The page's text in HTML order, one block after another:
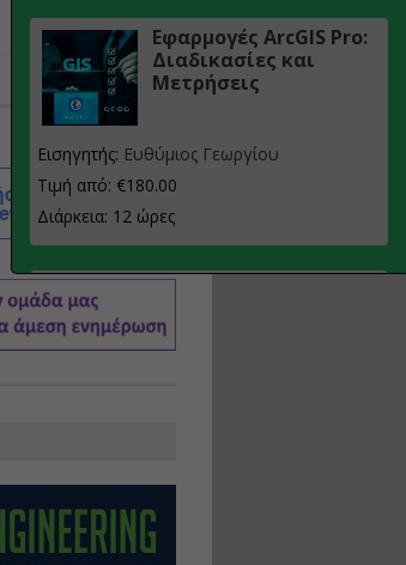
Εφαρμογές ArcGIS Pro:
Διαδικασίες και
Μετρήσεις
Εισηγητής: Ευθύμιος Γεωργίου
Τιμή από: €180.00
Διάρκεια: 12 ώρες
υλοποίηση
φωτοβολταϊκών
Τιμή από: €230.00
Διάρκεια: 16 ώρες